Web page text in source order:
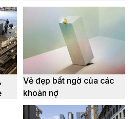
Vẻ đẹp bất ngờ của các
khoản nợ